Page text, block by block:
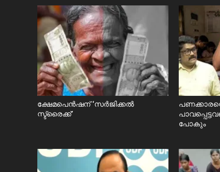
ക്ഷേമപെൻഷന് ‘സർജിക്കൽ
സ്ട്രൈക്ക്’
പോകും